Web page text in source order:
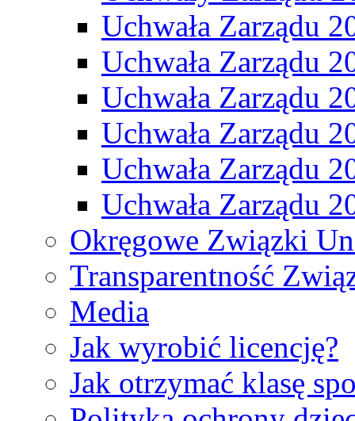
Uchwała Zarządu
Uchwała Zarządu
Uchwała Zarządu
Uchwała Zarządu
Uchwała Zarządu
Uchwała Zarządu
Okręgowe Związki
Transparentność
Media
Jak wyrobić licencję?
Jak otrzymać klasę